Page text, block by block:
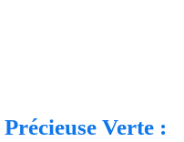
Verte :